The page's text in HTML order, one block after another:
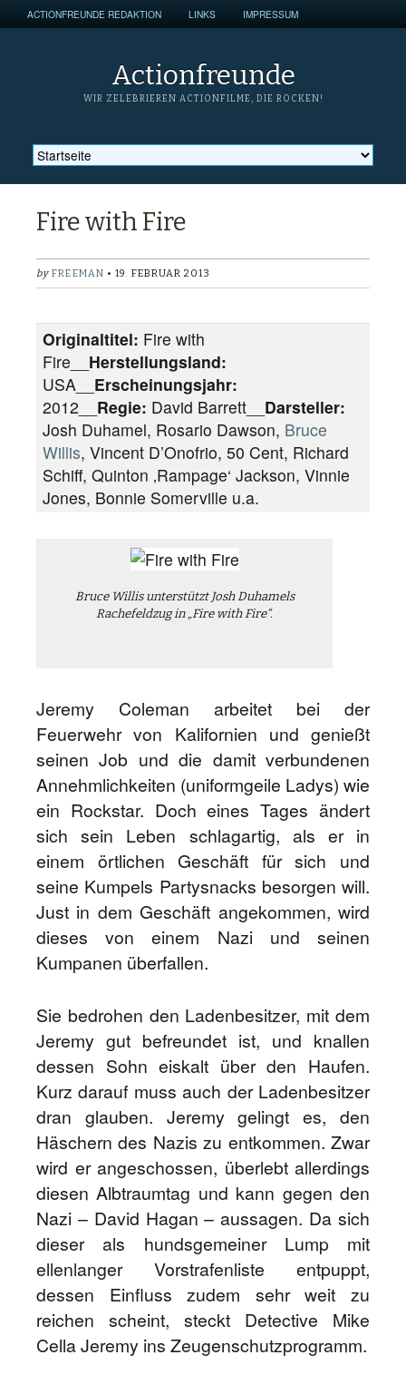
ACTIONFREUNDE REDAKTION LINKS IMPRESSUM
Actionfreunde
WIR ZELEBRIEREN ACTIONFILME, DIE ROCKEN!
Fire with Fire
by FREEMAN • 19. FEBRUAR 2013
Originaltitel: Fire with
Fire__ Herstellungsland:
USA__ Erscheinungsjahr:
2012__ Regie: David Barrett__ Darsteller:
Josh Duhamel, Rosario Dawson, Bruce
Willis, Vincent D’Onofrio, 50 Cent, Richard
Schiff, Quinton ‚Rampage‘ Jackson, Vinnie
Jones, Bonnie Somerville u.a.
Bruce Willis unterstützt Josh Duhamels
Rachefeldzug in „Fire with Fire“.
Jeremy Coleman arbeitet bei der
Feuerwehr von Kalifornien und genießt
seinen Job und die damit verbundenen
Annehmlichkeiten (uniformgeile Ladys) wie
ein Rockstar. Doch eines Tages ändert
sich sein Leben schlagartig, als er in
einem örtlichen Geschäft für sich und
seine Kumpels Partysnacks besorgen will.
Just in dem Geschäft angekommen, wird
dieses von einem Nazi und seinen
Kumpanen überfallen.
Sie bedrohen den Ladenbesitzer, mit dem
Jeremy gut befreundet ist, und knallen
dessen Sohn eiskalt über den Haufen.
Kurz darauf muss auch der Ladenbesitzer
dran glauben. Jeremy gelingt es, den
Häschern des Nazis zu entkommen. Zwar
wird er angeschossen, überlebt allerdings
diesen Albtraumtag und kann gegen den
Nazi – David Hagan – aussagen. Da sich
dieser als hundsgemeiner Lump mit
ellenlanger Vorstrafenliste entpuppt,
dessen Einfluss zudem sehr weit zu
reichen scheint, steckt Detective Mike
Cella Jeremy ins Zeugenschutzprogramm.